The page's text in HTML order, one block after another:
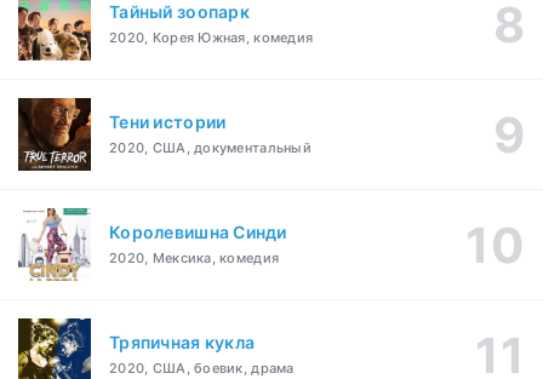
Тайный зоопарк
2020, Корея Южная, комедия
Тени истории
2020, США, документальный
Королевишна Синди
2020, Мексика, комедия
Тряпичная кукла
2020, США, боевик, драма